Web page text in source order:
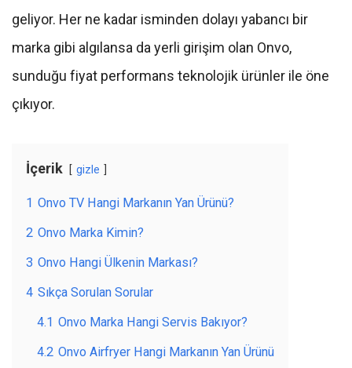
geliyor. Her ne kadar isminden dolayı yabancı bir
marka gibi algılansa da yerli girişim olan Onvo,
sunduğu fiyat performans teknolojik ürünler ile öne
çıkıyor.
İçerik gizle
1 Onvo TV Hangi Markanın Yan Ürünü?
2 Onvo Marka Kimin?
3 Onvo Hangi Ülkenin Markası?
4 Sıkça Sorulan Sorular
4.1 Onvo Marka Hangi Servis Bakıyor?
4.2 Onvo Airfryer Hangi Markanın Yan Ürünü